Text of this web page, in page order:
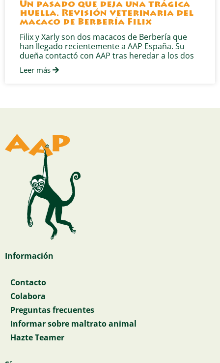
Un pasado que deja una trágica
huella. Revisión veterinaria del
macaco de Berbería Filix
Filix y Xarly son dos macacos de Berbería que
han llegado recientemente a AAP España. Su
dueña contactó con AAP tras heredar a los dos
Leer más
Información
Contacto
Colabora
Preguntas frecuentes
Informar sobre maltrato animal
Hazte Teamer